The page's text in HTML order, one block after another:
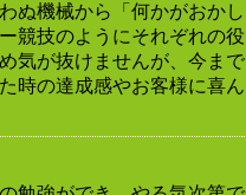
ぬ機械から「何かがおかし
競技のようにそれぞれの役
気が抜けませんが、今まで
時の達成感やお客様に喜ん